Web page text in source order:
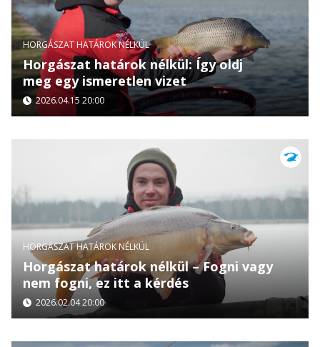
HORGÁSZAT HATÁROK NÉLKÜL
Horgászat határok nélkül: Így oldj
meg egy ismeretlen vizet
2026.04.15 20:00
HORGÁSZAT HATÁROK NÉLKÜL
Horgászat határok nélkül – Fogni vagy
nem fogni, ez itt a kérdés
2026.02.04 20:00